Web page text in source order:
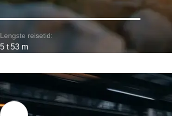
Lengste reisetid:
5 t 53 m